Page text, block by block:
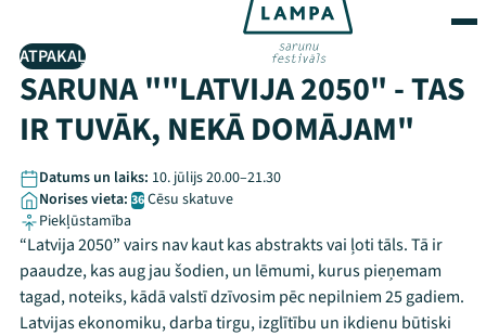
ATPAKAĻ
SARUNA ""LATVIJA 2050" - TAS
IR TUVĀK, NEKĀ DOMĀJAM"
Datums un laiks: 10. jūlijs 20.00–21.30
Norises vieta: 36Cēsu skatuve
Piekļūstamība
“Latvija 2050” vairs nav kaut kas abstrakts vai ļoti tāls. Tā ir
paaudze, kas aug jau šodien, un lēmumi, kurus pieņemam
tagad, noteiks, kādā valstī dzīvosim pēc nepilniem 25 gadiem.
Latvijas ekonomiku, darba tirgu, izglītību un ikdienu būtiski